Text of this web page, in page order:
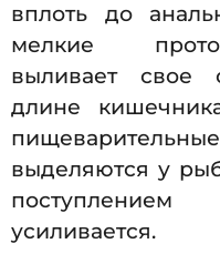
вплоть до
мелкие
выливает свое
длине
выделяются у
усиливается.